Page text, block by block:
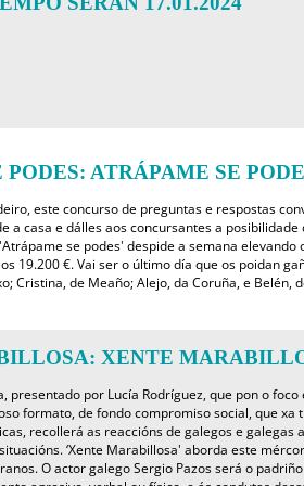
ATRÁPAME SE
este concurso de preguntas e respostas
a casa e dálles aos concursantes a posibilidade
se podes' despide a semana elevando
19.200 €. Vai ser o último día que os poidan
Cristina, de Meaño; Alejo, da Coruña, e Belén,
XENTE
presentado por Lucía Rodríguez, que pon o foco
formato, de fondo compromiso social, que xa
recollerá as reaccións de galegos e galegas
‘Xente Marabillosa' aborda este
O actor galego Sergio Pazos será o